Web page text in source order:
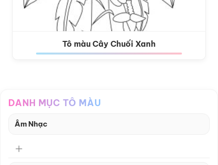
Tô màu Cây Chuối Xanh
DANH MỤC TÔ MÀU
Âm Nhạc